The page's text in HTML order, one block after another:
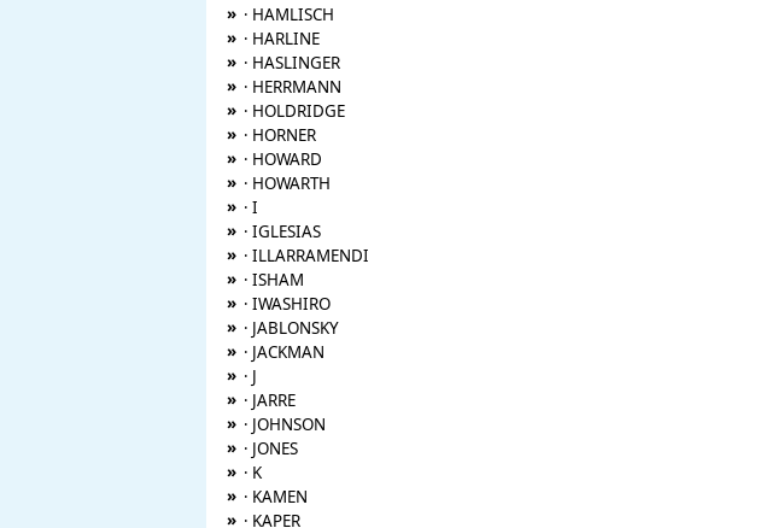
» · HAMLISCH
» · HARLINE
» · HASLINGER
» · HERRMANN
» · HOLDRIDGE
» · HORNER
» · HOWARD
» · HOWARTH
» · I
» · IGLESIAS
» · ILLARRAMENDI
» · ISHAM
» · IWASHIRO
» · JABLONSKY
» · JACKMAN
» · J
» · JARRE
» · JOHNSON
» · JONES
» · K
» · KAMEN
» · KAPER